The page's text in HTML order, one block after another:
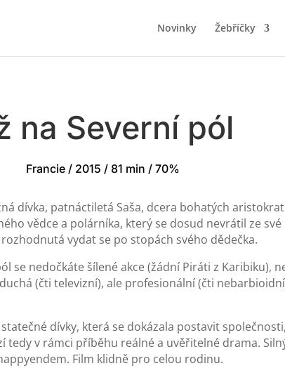
Novinky Žebříčky
na Severní pól
Francie / 2015 / 81 min / 70%
dívka, patnáctiletá Saša, dcera bohatých
vědce a polárníka, který se dosud nevrátil ze
vydat se po stopách svého dědečka.
se nedočkáte šílené akce (žádní Piráti z Karibiku),
(čti televizní), ale profesionální (čti
dívky, která se dokázala postavit
tedy v rámci příběhu reálné a uvěřitelné drama.
Film klidně pro celou rodinu.